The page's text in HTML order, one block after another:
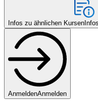
Infos zu ähnlichen Kursen
AnmeldenAnmelden